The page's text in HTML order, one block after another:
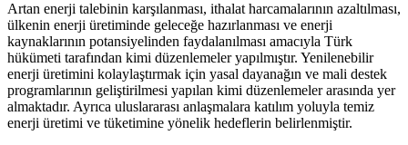
Artan enerji talebinin karşılanması, ithalat harcamalarının azaltılması,
ülkenin enerji üretiminde geleceğe hazırlanması ve enerji
kaynaklarının potansiyelinden faydalanılması amacıyla Türk
hükümeti tarafından kimi düzenlemeler yapılmıştır. Yenilenebilir
enerji üretimini kolaylaştırmak için yasal dayanağın ve mali destek
programlarının geliştirilmesi yapılan kimi düzenlemeler arasında yer
almaktadır. Ayrıca uluslararası anlaşmalara katılım yoluyla temiz
enerji üretimi ve tüketimine yönelik hedeflerin belirlenmiştir.